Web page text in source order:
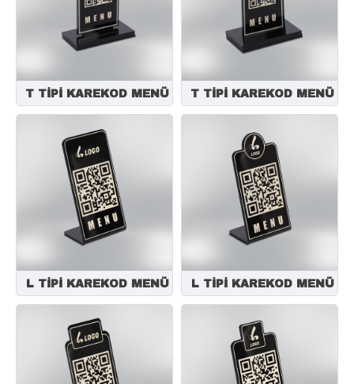
T TİPİ KAREKOD MENÜ T TİPİ KAREKOD MENÜ
L TİPİ KAREKOD MENÜ L TİPİ KAREKOD MENÜ